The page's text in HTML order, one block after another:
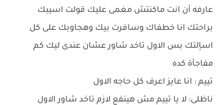
عارفه أن انت ماكنتش مغمى عليك قولت اسيبك
براحتك انا خطفاك وسافرت بيك وهجاوبك على كل
اسإلتك بس الاول تاخد شاور عشان عندى ليك كم
مفاجأة كده
تييم : انا عايز اعرف كل حاجه الاول
ناظلى: لا يا تييم مش هينفع لازم تاخد شاور الاول